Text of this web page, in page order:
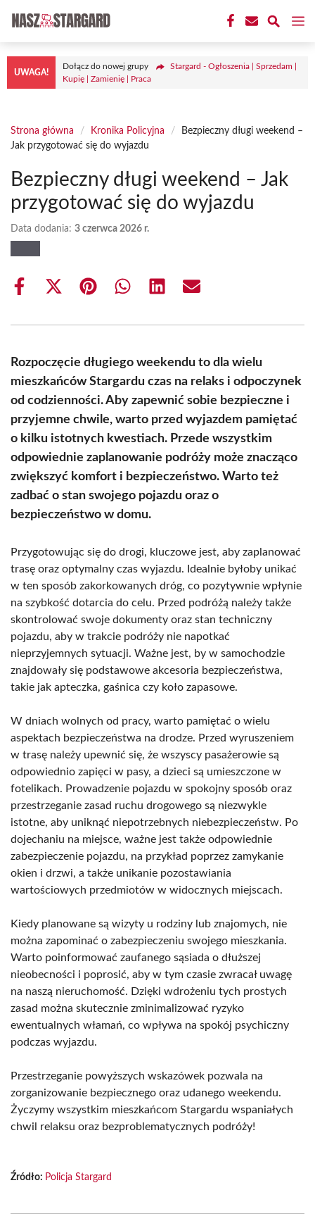
treści
UWAGA!
Dołącz do nowej grupy
Stargard - Ogłoszenia | Sprzedam |
Kupię | Zamienię | Praca
Strona główna / Kronika Policyjna /
Bezpieczny długi weekend –
Jak przygotować się do wyjazdu
Bezpieczny długi weekend – Jak
przygotować się do wyjazdu
Data dodania: 3 czerwca 2026 r.
Share
Share
(Twitter)
Share Share Share Share
Rozpoczęcie długiego weekendu to dla wielu
mieszkańców Stargardu czas na relaks i odpoczynek
od codzienności. Aby zapewnić sobie bezpieczne i
przyjemne chwile, warto przed wyjazdem pamiętać
o kilku istotnych kwestiach. Przede wszystkim
odpowiednie zaplanowanie podróży może znacząco
zwiększyć komfort i bezpieczeństwo. Warto też
zadbać o stan swojego pojazdu oraz o
bezpieczeństwo w domu.
Przygotowując się do drogi, kluczowe jest, aby zaplanować
trasę oraz optymalny czas wyjazdu. Idealnie byłoby unikać
w ten sposób zakorkowanych dróg, co pozytywnie wpłynie
na szybkość dotarcia do celu. Przed podróżą należy także
skontrolować swoje dokumenty oraz stan techniczny
pojazdu, aby w trakcie podróży nie napotkać
nieprzyjemnych sytuacji. Ważne jest, by w samochodzie
znajdowały się podstawowe akcesoria bezpieczeństwa,
takie jak apteczka, gaśnica czy koło zapasowe.
W dniach wolnych od pracy, warto pamiętać o wielu
aspektach bezpieczeństwa na drodze. Przed wyruszeniem
w trasę należy upewnić się, że wszyscy pasażerowie są
odpowiednio zapięci w pasy, a dzieci są umieszczone w
fotelikach. Prowadzenie pojazdu w spokojny sposób oraz
przestrzeganie zasad ruchu drogowego są niezwykle
istotne, aby uniknąć niepotrzebnych niebezpieczeństw. Po
dojechaniu na miejsce, ważne jest także odpowiednie
zabezpieczenie pojazdu, na przykład poprzez zamykanie
okien i drzwi, a także unikanie pozostawiania
wartościowych przedmiotów w widocznych miejscach.
Kiedy planowane są wizyty u rodziny lub znajomych, nie
można zapominać o zabezpieczeniu swojego mieszkania.
Warto poinformować zaufanego sąsiada o dłuższej
nieobecności i poprosić, aby w tym czasie zwracał uwagę
na naszą nieruchomość. Dzięki wdrożeniu tych prostych
zasad można skutecznie zminimalizować ryzyko
ewentualnych włamań, co wpływa na spokój psychiczny
podczas wyjazdu.
Przestrzeganie powyższych wskazówek pozwala na
zorganizowanie bezpiecznego oraz udanego weekendu.
Życzymy wszystkim mieszkańcom Stargardu wspaniałych
chwil relaksu oraz bezproblematycznych podróży!
Źródło: Policja Stargard